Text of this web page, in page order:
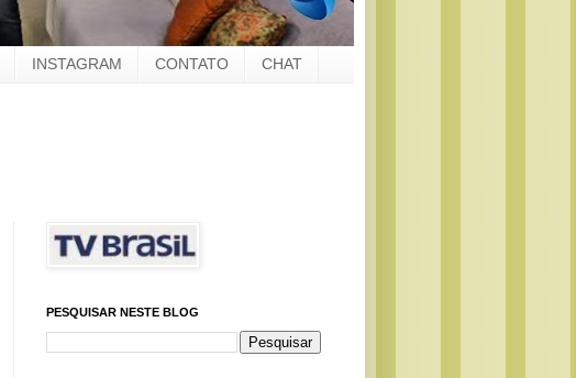
INSTAGRAM CONTATO CHAT
PESQUISAR NESTE BLOG